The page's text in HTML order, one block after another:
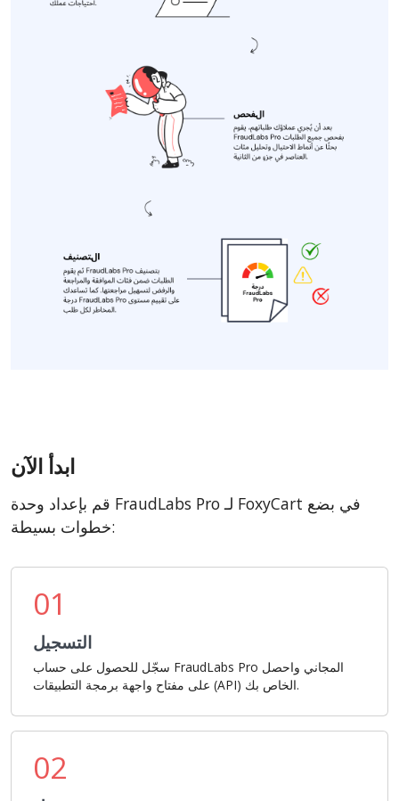
ابدأ الآن
قم بإعداد وحدة FraudLabs Pro لـ FoxyCart في بضع
خطوات بسيطة:
01
التسجيل
سجّل للحصول على حساب FraudLabs Pro المجاني واحصل
على مفتاح واجهة برمجة التطبيقات (API) الخاص بك.
02